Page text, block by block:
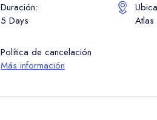
Duración:
5 Days
Política de cancelación
Más información